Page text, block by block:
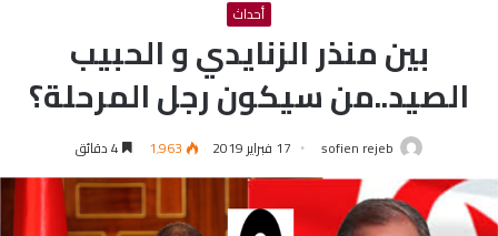
أحداث
بين منذر الزنايدي و الحبيب
الصيد..من سيكون رجل المرحلة؟
sofien rejeb 17 فبراير 2019 1٬963